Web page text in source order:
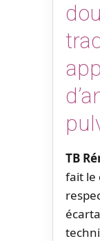
TB
fait le